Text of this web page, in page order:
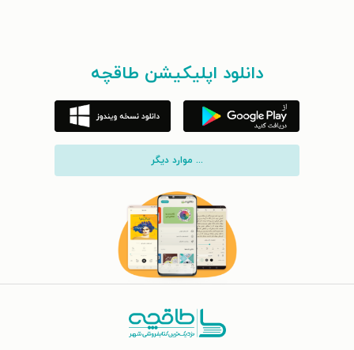
دانلود اپلیکیشن طاقچه
... موارد دیگر